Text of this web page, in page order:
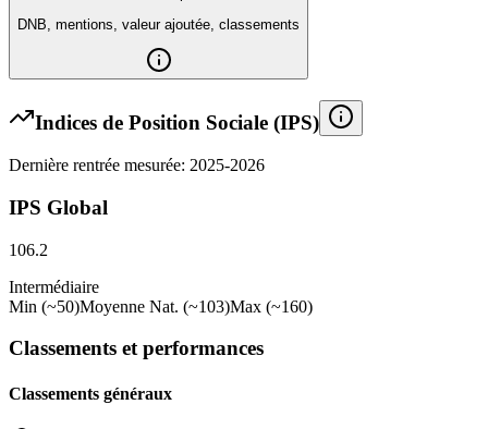
DNB, mentions, valeur ajoutée, classements
Indices de Position Sociale (IPS)
Dernière rentrée mesurée: 2025-2026
IPS Global
106.2
Intermédiaire
Min (~50)Moyenne Nat. (~103)Max (~160)
Classements et performances
Classements généraux